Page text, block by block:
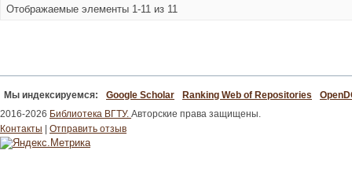
Отображаемые элементы 1-11 из 11
Мы индексируемся: Google Scholar Ranking Web of Repositories
2016-2026 Библиотека ВГТУ. Авторские права защищены.
Контакты
Отправить отзыв